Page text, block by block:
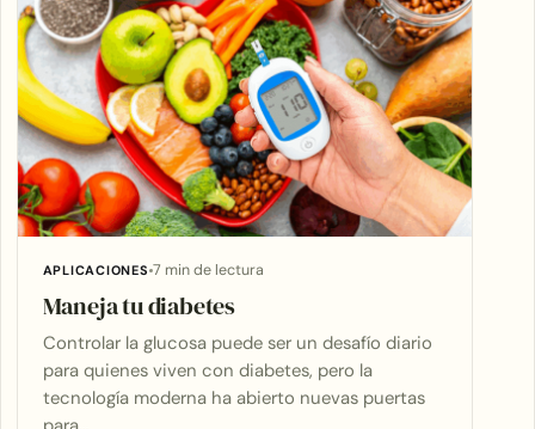
APLICACIONES 7 min de lectura
Maneja tu diabetes
Controlar la glucosa puede ser un desafío diario
para quienes viven con diabetes, pero la
tecnología moderna ha abierto nuevas puertas